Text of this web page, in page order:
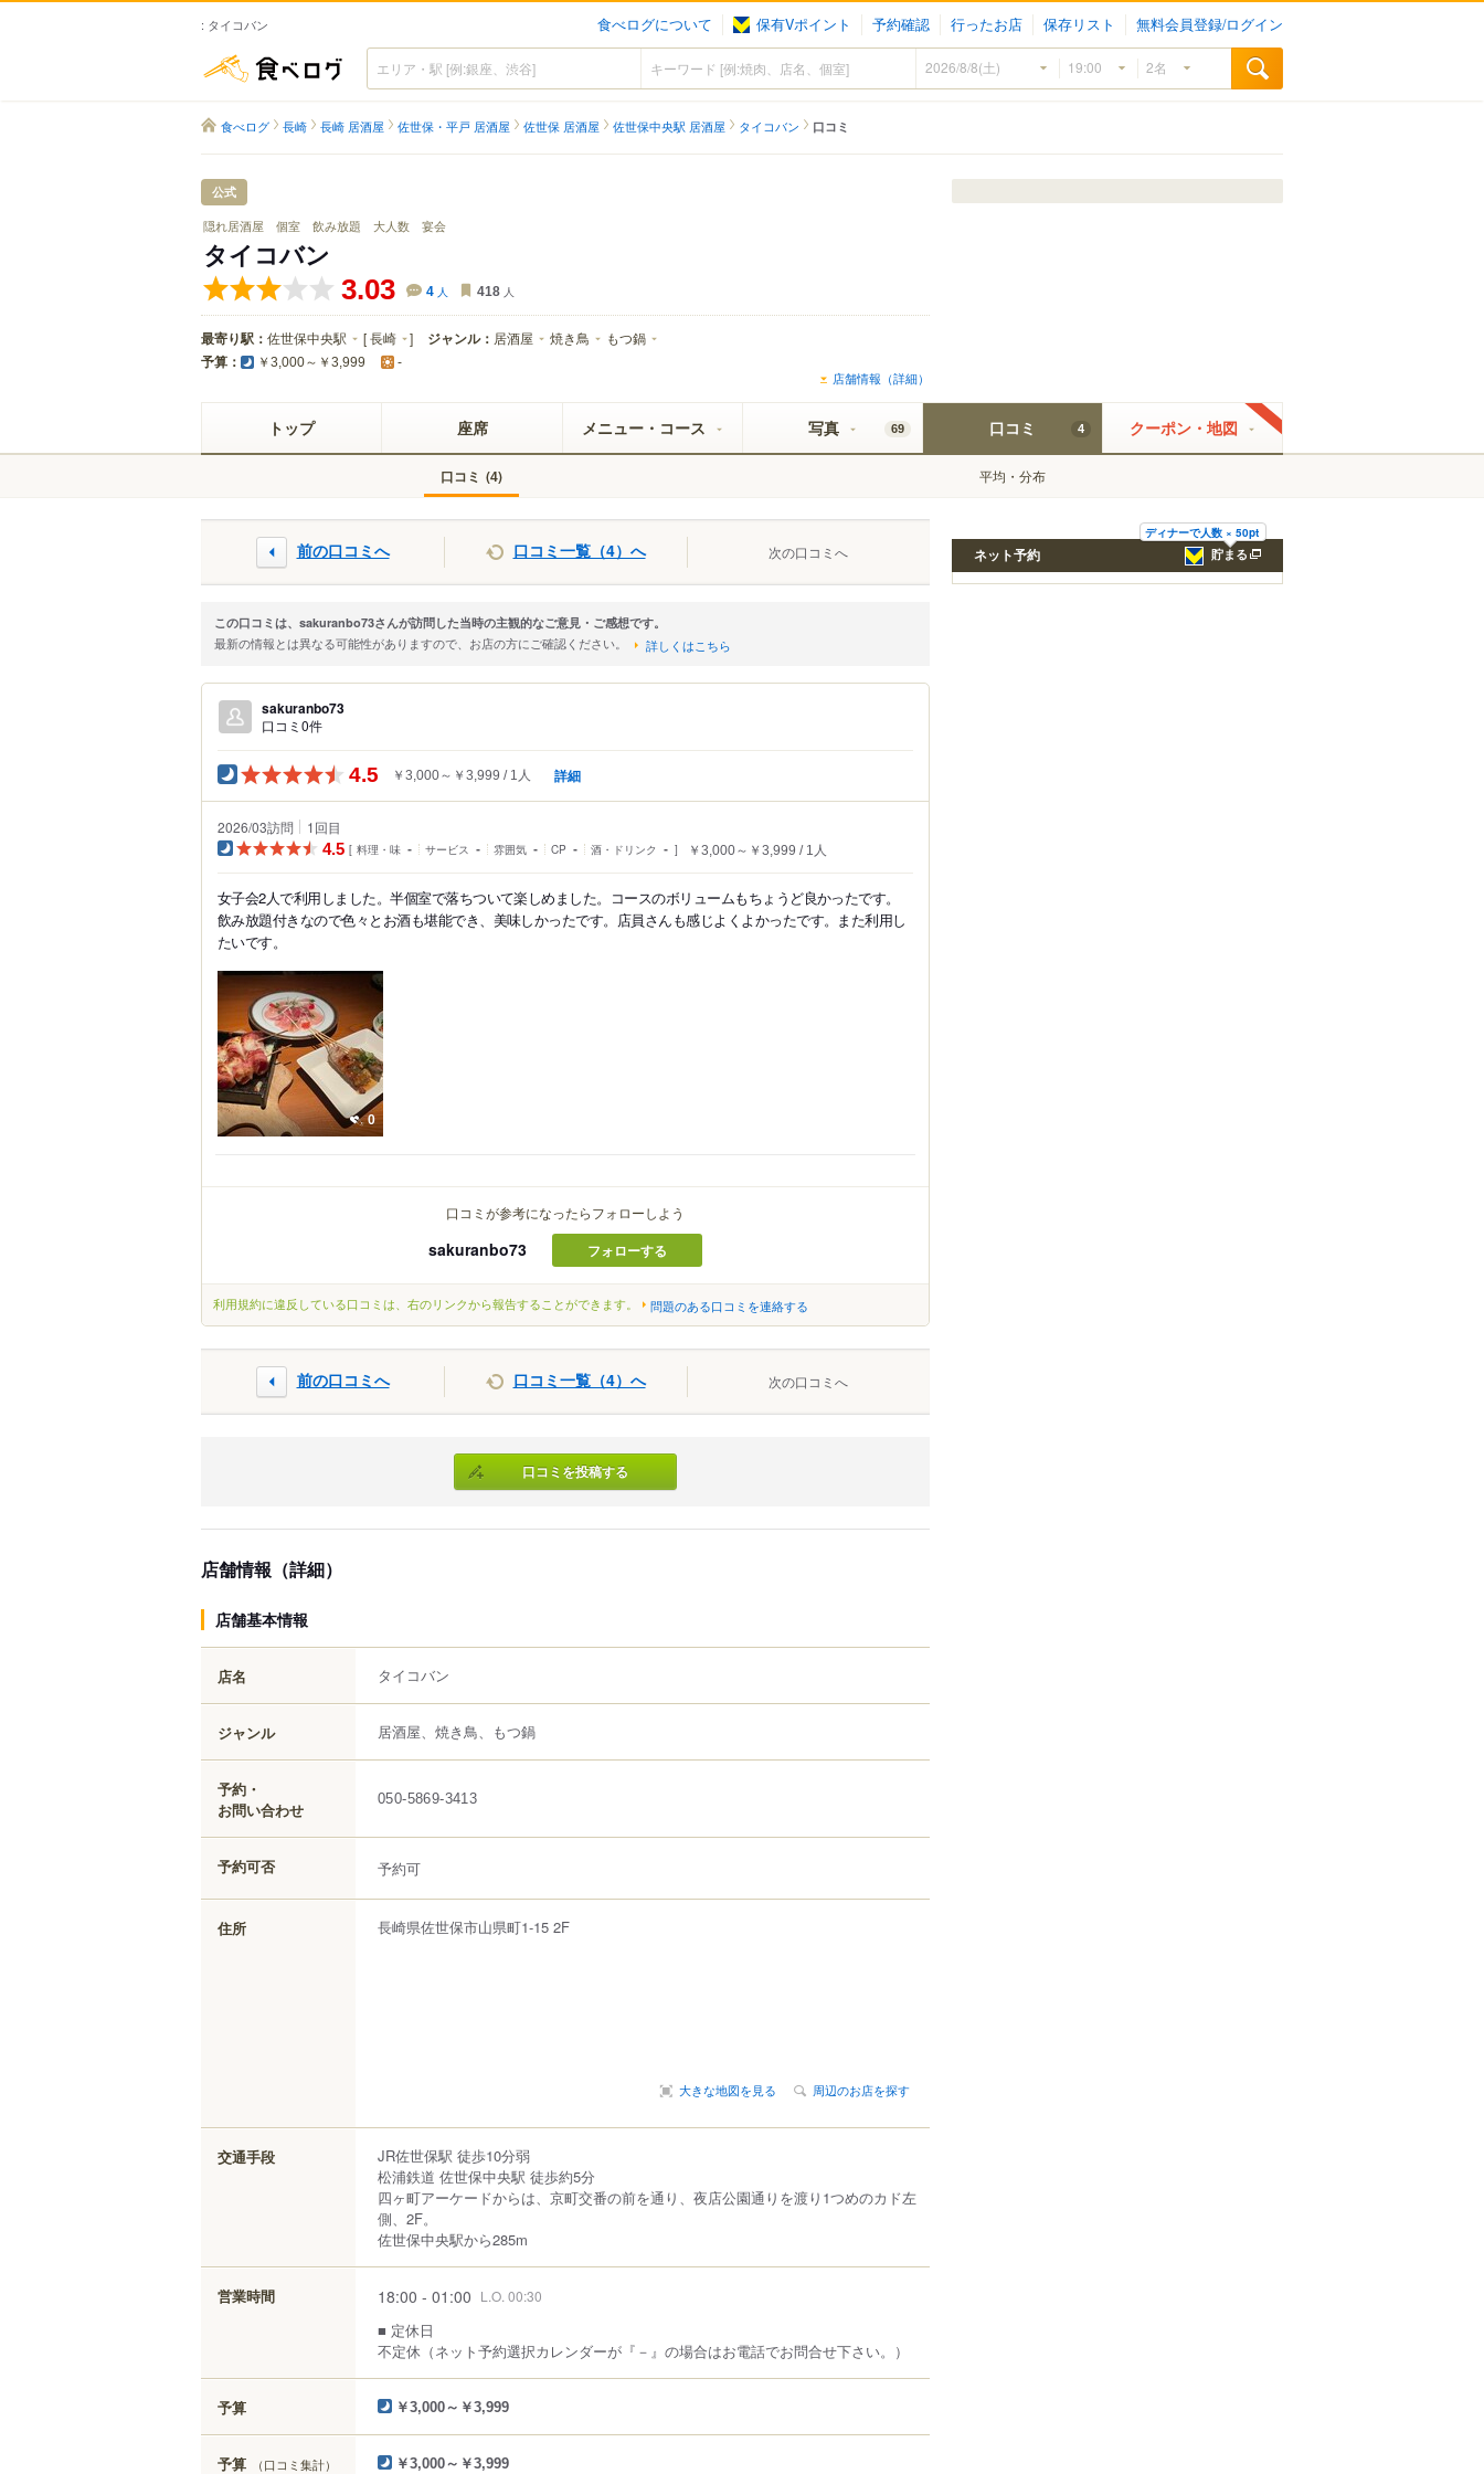
: タイコバン 食べログについて 保有Vポイント 予約確認 行ったお店 保存リスト 無料会員登録/ログイン
食べログ
食べログ 長崎 長崎 居酒屋 佐世保・平戸 居酒屋 佐世保 居酒屋 佐世保中央駅 居酒屋 タイコバン 口コミ
公式
隠れ居酒屋 個室 飲み放題 大人数 宴会
タイコバン
3.03 4 人 418 人
最寄り駅： 佐世保中央駅 [長崎 ] ジャンル： 居酒屋 焼き鳥 もつ鍋
予算： ￥3,000～￥3,999 -
店舗情報（詳細）
トップ 座席 メニュー・コース 写真 69 口コミ 4
口コミ (4) 平均・分布
クーポン・地図
前の口コミへ 口コミ一覧（4）へ 次の口コミへ
この口コミは、sakuranbo73さんが訪問した当時の主観的なご意見・ご感想です。
最新の情報とは異なる可能性がありますので、お店の方にご確認ください。 詳しくはこちら
sakuranbo73
口コミ0件
4.5 ￥3,000～￥3,999 1人 詳細
2026/03訪問 1回目
4.5
料理・味 - サービス - 雰囲気 - CP - 酒・ドリンク - ￥3,000～￥3,999 1人
女子会2人で利用しました。半個室で落ちついて楽しめました。コースのボリュームもちょうど良かったです。
飲み放題付きなので色々とお酒も堪能でき、美味しかったです。店員さんも感じよくよかったです。また利用し
たいです。
0
口コミが参考になったらフォローしよう
sakuranbo73 フォローする
利用規約に違反している口コミは、右のリンクから報告することができます。 問題のある口コミを連絡する
前の口コミへ 口コミ一覧（4）へ 次の口コミへ
口コミを投稿する
店舗情報（詳細）
店舗基本情報
店名 タイコバン
ジャンル 居酒屋、焼き鳥、もつ鍋
予約・
お問い合わせ
050-5869-3413
予約可否 予約可
住所 長崎県佐世保市山県町1-15 2F
大きな地図を見る 周辺のお店を探す
交通手段
JR佐世保駅 徒歩10分弱
松浦鉄道 佐世保中央駅 徒歩約5分
四ヶ町アーケードからは、京町交番の前を通り、夜店公園通りを渡り1つめのカド左
側、2F。
佐世保中央駅から285m
営業時間 18:00 - 01:00 L.O. 00:30
■ 定休日
不定休（ネット予約選択カレンダーが『－』の場合はお電話でお問合せ下さい。）
予算 ￥3,000～￥3,999
予算 （口コミ集計） ￥3,000～￥3,999
ディナーで人数 × 50pt
貯まる
ネット予約